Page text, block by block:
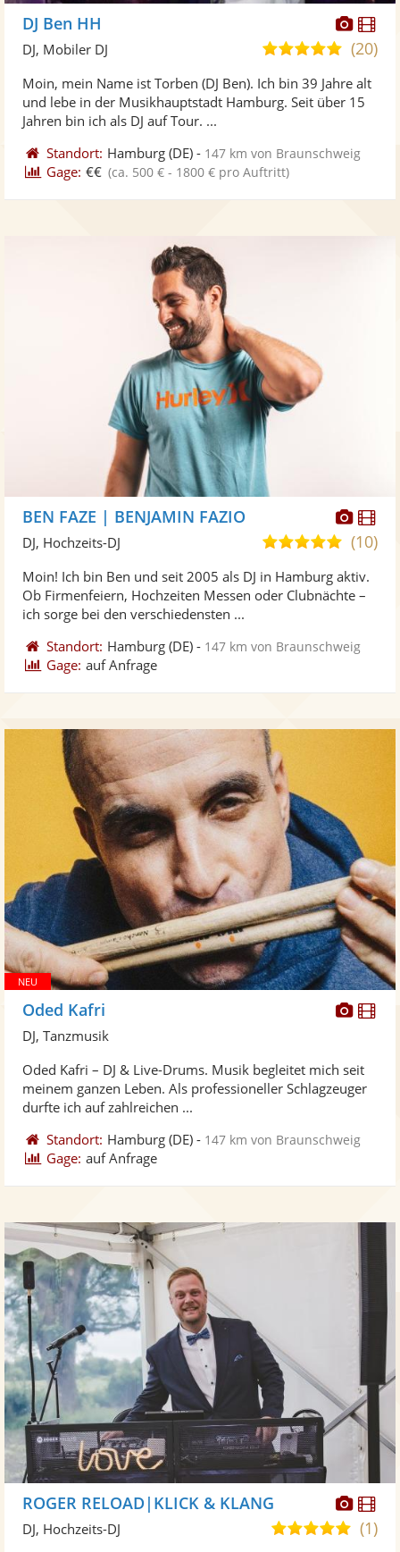
Fotos
DJ Ben HH
5,0
5
(20)
DJ, Mobiler DJ
Moin, mein Name ist Torben (DJ Ben). Ich bin 39 Jahre alt
und lebe in der Musikhauptstadt Hamburg. Seit über 15
Jahren bin ich als DJ auf Tour. ...
Standort: Hamburg (DE) - 147 km von Braunschweig
Gage: €€ (ca. 500 € - 1800 € pro Auftritt)
Fotos
BEN FAZE | BENJAMIN FAZIO
5,0
5
(10)
DJ, Hochzeits-DJ
Moin! Ich bin Ben und seit 2005 als DJ in Hamburg aktiv.
Ob Firmenfeiern, Hochzeiten Messen oder Clubnächte –
ich sorge bei den verschiedensten ...
Standort: Hamburg (DE) - 147 km von Braunschweig
Gage: auf Anfrage
Fotos
Oded Kafri
DJ, Tanzmusik
Oded Kafri – DJ & Live-Drums. Musik begleitet mich seit
meinem ganzen Leben. Als professioneller Schlagzeuger
durfte ich auf zahlreichen ...
Standort: Hamburg (DE) - 147 km von Braunschweig
Gage: auf Anfrage
ROGER RELOAD|KLICK & KLANG
5,0(1)
DJ, Hochzeits-DJ